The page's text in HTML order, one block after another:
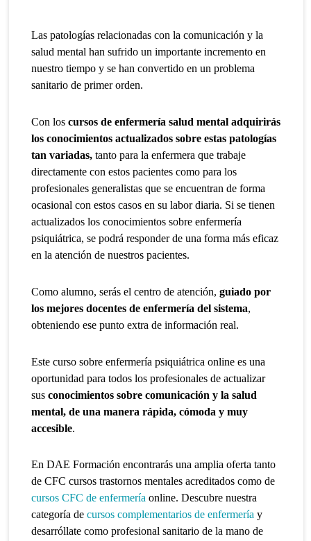
Las patologías relacionadas con la comunicación y la
salud mental han sufrido un importante incremento en
nuestro tiempo y se han convertido en un problema
sanitario de primer orden.
Con loscursos de enfermería salud mental adquirirás
los conocimientos actualizados sobre estas patologías
tan variadas,tanto para la enfermera que trabaje
directamente con estos pacientes como para los
profesionales generalistas que se encuentran de forma
ocasional con estos casos en su labor diaria. Si se tienen
actualizados los conocimientos sobre enfermería
psiquiátrica, se podrá responder de una forma más eficaz
en la atención de nuestros pacientes.
Como alumno, serás el centro de atención,guiado por
los mejores docentes de enfermeríadel sistema,
obteniendo ese punto extra de información real.
Este curso sobre enfermería psiquiátrica online es una
oportunidad para todos los profesionales de actualizar
susconocimientos sobre comunicación y la salud
mental, de una manera rápida, cómoda y muy
accesible.
En DAE Formación encontrarás una amplia oferta tanto
de CFC cursos trastornos mentales acreditados como de
cursos CFC de enfermería online. Descubre nuestra
categoría decursos complementarios de enfermería y
desarróllate como profesional sanitario de la mano de